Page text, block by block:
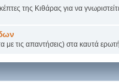
της Κιθάρας για να
με τις απαντήσεις) στα καυτά